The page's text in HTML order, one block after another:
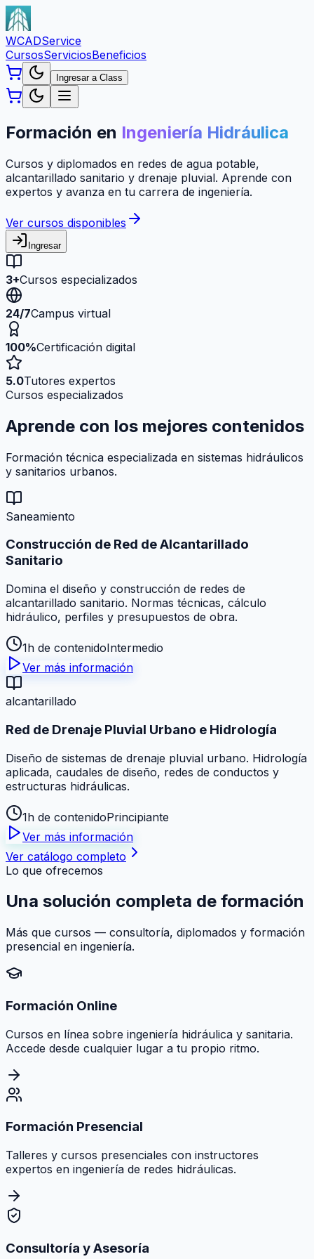
WCADService
CursosServiciosBeneficios
Ingresar a Class
Formación en Ingeniería Hidráulica
Cursos y diplomados en redes de agua potable,
alcantarillado sanitario y drenaje pluvial. Aprende con
expertos y avanza en tu carrera de ingeniería.
Ver cursos disponibles
Ingresar
3+Cursos especializados
24/7Campus virtual
100%Certificación digital
5.0Tutores expertos
Cursos especializados
Aprende con los mejores contenidos
Formación técnica especializada en sistemas hidráulicos
y sanitarios urbanos.
Saneamiento
Construcción de Red de Alcantarillado
Sanitario
Domina el diseño y construcción de redes de
alcantarillado sanitario. Normas técnicas, cálculo
hidráulico, perfiles y presupuestos de obra.
1h de contenidoIntermedio
Ver más información
alcantarillado
Red de Drenaje Pluvial Urbano e Hidrología
Diseño de sistemas de drenaje pluvial urbano. Hidrología
aplicada, caudales de diseño, redes de conductos y
estructuras hidráulicas.
1h de contenidoPrincipiante
Ver más información
Ver catálogo completo
Lo que ofrecemos
Una solución completa de formación
Más que cursos — consultoría, diplomados y formación
presencial en ingeniería.
Formación Online
Cursos en línea sobre ingeniería hidráulica y sanitaria.
Accede desde cualquier lugar a tu propio ritmo.
Formación Presencial
Talleres y cursos presenciales con instructores
expertos en ingeniería de redes hidráulicas.
Consultoría y Asesoría